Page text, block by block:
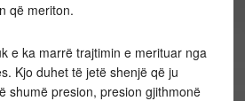
që meriton.
e ka marrë trajtimin e merituar nga
Kjo duhet të jetë shenjë që ju
shumë presion, presion gjithmonë